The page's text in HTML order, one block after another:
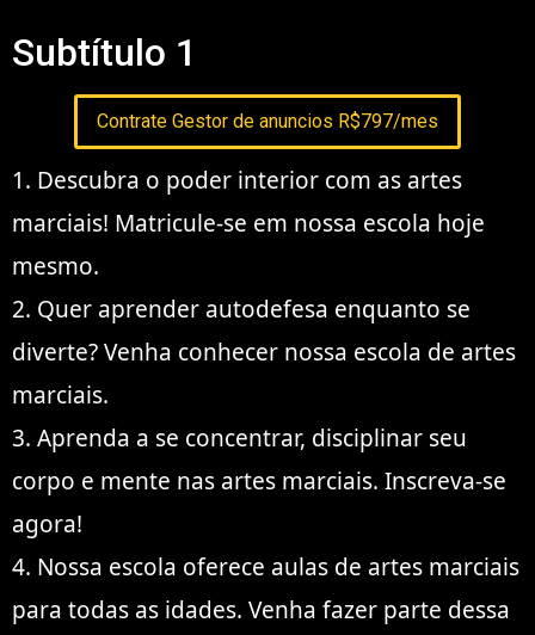
Subtítulo 1
Contrate Gestor de anuncios R$797/mes
1. Descubra o poder interior com as artes
marciais! Matricule-se em nossa escola hoje
mesmo.
2. Quer aprender autodefesa enquanto se
diverte? Venha conhecer nossa escola de artes
marciais.
3. Aprenda a se concentrar, disciplinar seu
corpo e mente nas artes marciais. Inscreva-se
agora!
4. Nossa escola oferece aulas de artes marciais
para todas as idades. Venha fazer parte dessa